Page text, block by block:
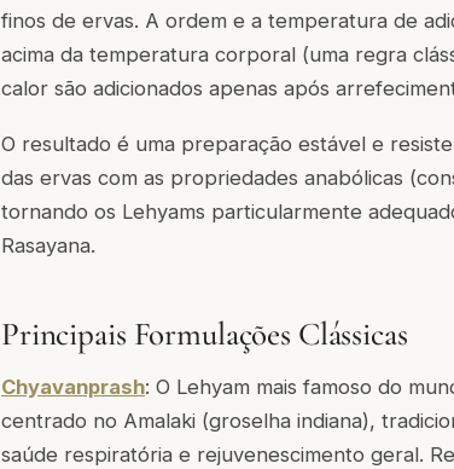
finos de ervas. A ordem e a temperatura de
acima da temperatura corporal (uma regra
calor são adicionados apenas após
O resultado é uma preparação estável e
das ervas com as propriedades anabólicas
tornando os Lehyams particularmente
Rasayana.
Principais Formulações Clássicas
Chyavanprash: O Lehyam mais famoso do
centrado no Amalaki (groselha indiana),
saúde respiratória e rejuvenescimento geral.